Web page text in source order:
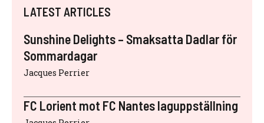
LATEST ARTICLES
Sunshine Delights – Smaksatta Dadlar för
Sommardagar
Jacques Perrier
FC Lorient mot FC Nantes laguppställning